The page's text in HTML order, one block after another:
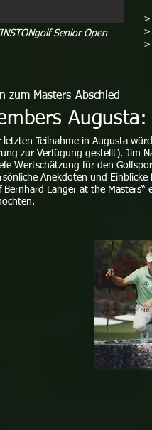
Senior Open
>
zum Masters-Abschied
letzten Teilnahme in Augusta
zur Verfügung gestellt). Jim
Wertschätzung für den
Anekdoten und
Langer at the